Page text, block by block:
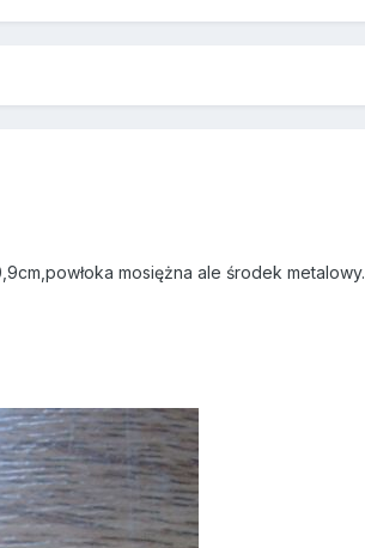
mosiężna ale środek metalowy.